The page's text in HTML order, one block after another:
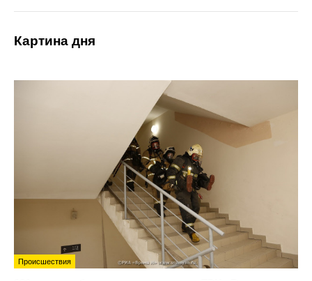
Картина дня
Происшествия